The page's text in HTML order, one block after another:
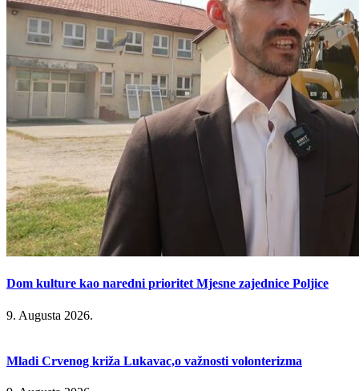
Dom kulture kao naredni prioritet Mjesne zajednice Poljice
9. Augusta 2026.
Mladi Crvenog križa Lukavac,o važnosti volonterizma